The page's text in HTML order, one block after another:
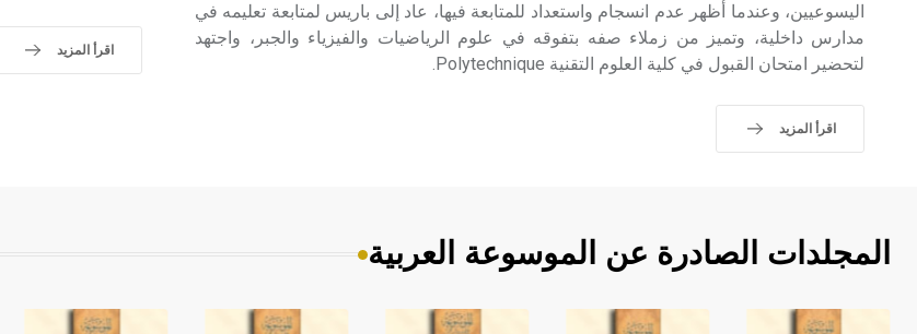
اليسوعيين، وعندما أظهر عدم انسجام واستعداد للمتابعة فيها، عاد إلى باريس لمتابعة تعليمه في
مدارس داخلية، وتميز من زملاء صفه بتفوقه في علوم الرياضيات والفيزياء والجبر، واجتهد
لتحضير امتحان القبول في كلية العلوم التقنية Polytechnique.
اقرأ المزيد
اقرأ المزيد
المجلدات الصادرة عن الموسوعة العربية